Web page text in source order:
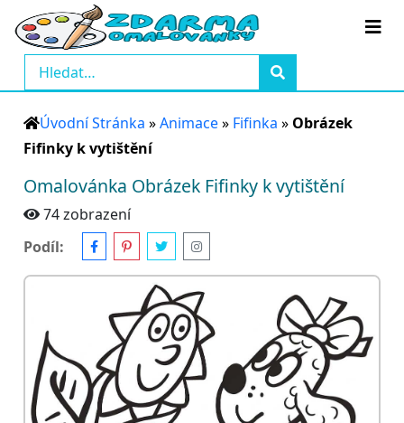
Úvodní Stránka »Animace» Fifinka » Obrázek
Fifinky k vytištění
Omalovánka Obrázek Fifinky k vytištění
74 zobrazení
Podíl: